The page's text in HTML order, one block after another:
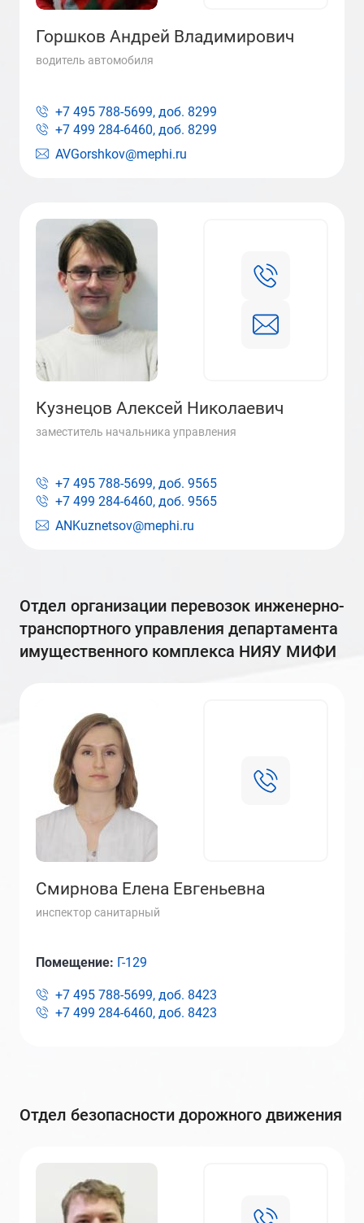
Горшков Андрей Владимирович
водитель автомобиля
AVGorshkov@mephi.ru
+7 495 788-5699, доб. 8299
+7 499 284-6460, доб. 8299
Кузнецов Алексей Николаевич
заместитель начальника управления
ANKuznetsov@mephi.ru
+7 495 788-5699, доб. 9565
+7 499 284-6460, доб. 9565
отдел организации перевозок инженерно-
транспортного управления департамента
имущественного комплекса НИЯУ МИФИ
Смирнова Елена Евгеньевна
инспектор санитарный
Помещение: Г-129
+7 495 788-5699, доб. 8423
+7 499 284-6460, доб. 8423
Отдел безопасности дорожного движения